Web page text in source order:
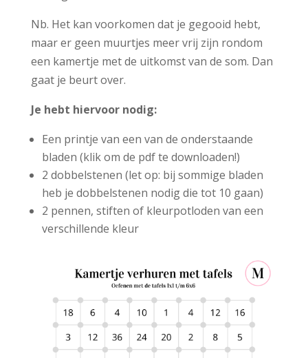
Nb. Het kan voorkomen dat je gegooid hebt,
maar er geen muurtjes meer vrij zijn rondom
een kamertje met de uitkomst van de som. Dan
gaat je beurt over.
Je hebt hiervoor nodig:
Een printje van een van de onderstaande
bladen (klik om de pdf te downloaden!)
2 dobbelstenen (let op: bij sommige bladen
heb je dobbelstenen nodig die tot 10 gaan)
2 pennen, stiften of kleurpotloden van een
verschillende kleur